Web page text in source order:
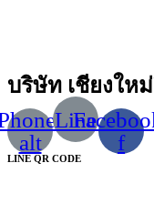
บริษัท เชียงให
alt
Line
f
LINE QR CODE